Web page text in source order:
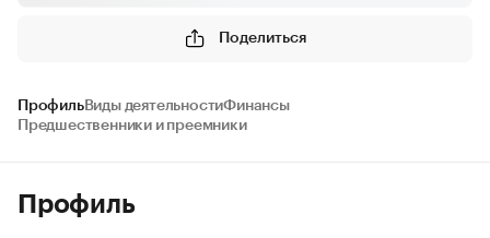
Поделиться
ПрофильВиды деятельностиФинансы
Предшественники и преемники
Профиль